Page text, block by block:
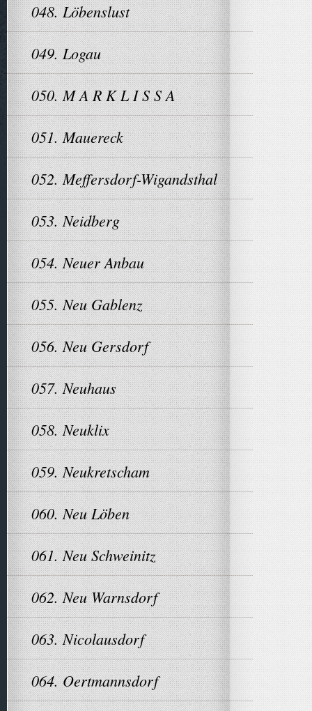
048. Löbenslust
049. Logau
050. M A R K L I S S A
051. Mauereck
052. Meffersdorf-Wigandsthal
053. Neidberg
054. Neuer Anbau
055. Neu Gablenz
056. Neu Gersdorf
057. Neuhaus
058. Neuklix
059. Neukretscham
060. Neu Löben
061. Neu Schweinitz
062. Neu Warnsdorf
063. Nicolausdorf
064. Oertmannsdorf